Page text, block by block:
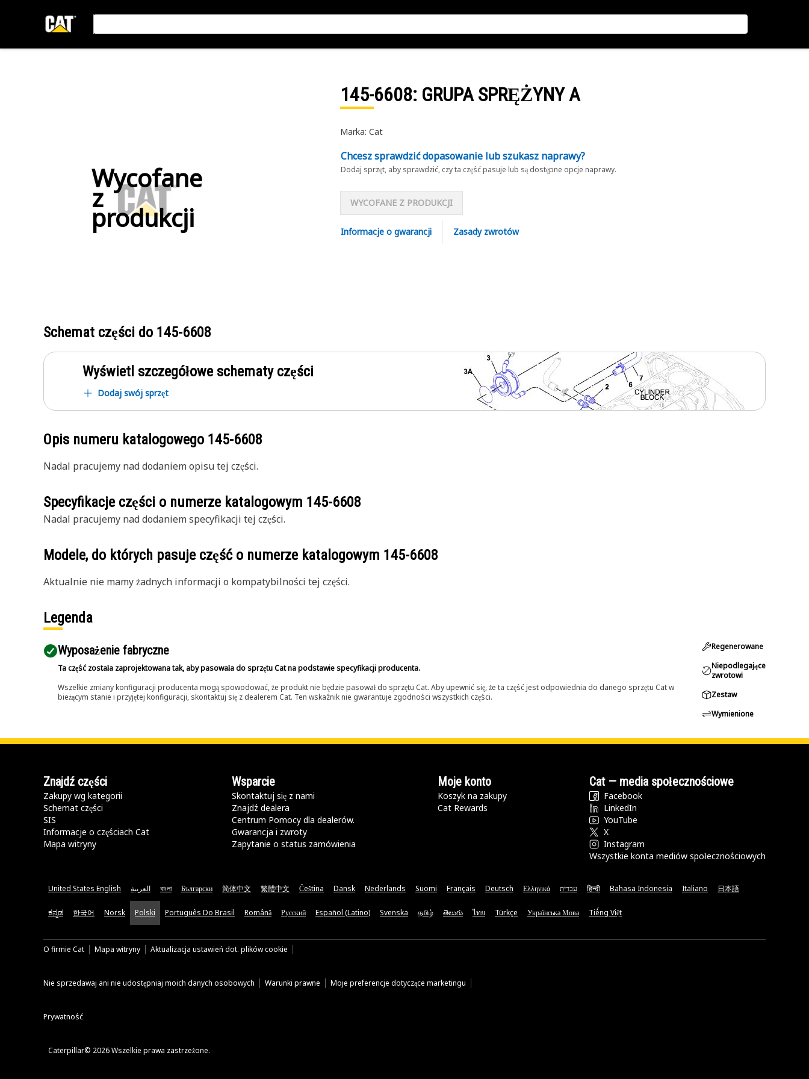
Wycofane
z
produkcji
145-6608: GRUPA SPRĘŻYNY A
Marka: Cat
Chcesz sprawdzić dopasowanie lub szukasz naprawy?
Dodaj sprzęt, aby sprawdzić, czy ta część pasuje lub są dostępne opcje naprawy.
WYCOFANE Z PRODUKCJI
Informacje o gwarancji Zasady zwrotów
Schemat części do 145-6608
Wyświetl szczegółowe schematy części
Dodaj swój sprzęt
Opis numeru katalogowego 145-6608
Nadal pracujemy nad dodaniem opisu tej części.
Specyfikacje części o numerze katalogowym 145-6608
Nadal pracujemy nad dodaniem specyfikacji tej części.
Modele, do których pasuje część o numerze katalogowym 145-6608
Aktualnie nie mamy żadnych informacji o kompatybilności tej części.
Legenda
Wyposażenie fabryczne
Ta część została zaprojektowana tak, aby pasowała do sprzętu Cat na podstawie specyfikacji producenta.
Wszelkie zmiany konfiguracji producenta mogą spowodować, że produkt nie będzie pasował do sprzętu Cat. Aby upewnić się, że ta część jest odpowiednia do danego sprzętu Cat w
bieżącym stanie i przyjętej konfiguracji, skontaktuj się z dealerem Cat. Ten wskaźnik nie gwarantuje zgodności wszystkich części.
Regenerowane
Niepodlegające
zwrotowi
Zestaw
Wymienione
Znajdź części
Zakupy wg kategorii
Schemat części
SIS
Informacje o częściach Cat
Mapa witryny
Wsparcie
Skontaktuj się z nami
Znajdź dealera
Centrum Pomocy dla dealerów.
Gwarancja i zwroty
Zapytanie o status zamówienia
Moje konto
Koszyk na zakupy
Cat Rewards
Cat — media społecznościowe
Facebook
LinkedIn
YouTube
X
Instagram
Wszystkie konta mediów społecznościowych
United States English العربية বাংলা Български 简体中文 繁體中文 Čeština Dansk Nederlands Suomi Français Deutsch Ελληνικά עברית हिन्दी Bahasa Indonesia Italiano 日本語
ಕನ್ನಡ 한국어 Norsk Polski Português Do Brasil Română Русский Español (Latino) Svenska தமிழ் తెలుగు ไทย Türkçe Українська Мова Tiếng Việt
O firmie Cat Mapa witryny Aktualizacja ustawień dot. plików cookie
Nie sprzedawaj ani nie udostępniaj moich danych osobowych Warunki prawne Moje preferencje dotyczące marketingu
Prywatność
Caterpillar© 2026 Wszelkie prawa zastrzeżone.